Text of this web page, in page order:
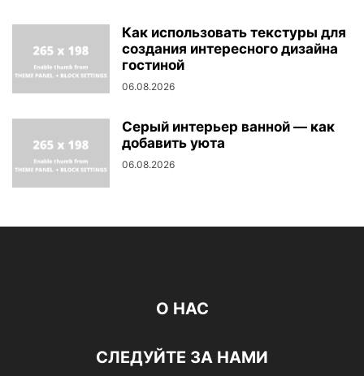
Как использовать текстуры для
создания интересного дизайна
гостиной
06.08.2026
Серый интерьер ванной — как
добавить уюта
06.08.2026
О НАС
СЛЕДУЙТЕ ЗА НАМИ